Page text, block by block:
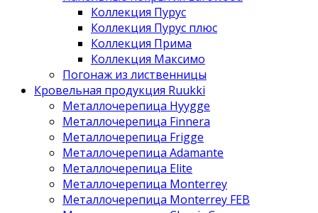
Коллекция Пурус
Коллекция Пурус плюс
Коллекция Прима
Коллекция Максимо
Погонаж из лиственницы
Кровельная продукция Ruukki
Металлочерепица Hyygge
Металлочерепица Finnera
Металлочерепица Frigge
Металлочерепица Adamante
Металлочерепица Elite
Металлочерепица Monterrey
Металлочерепица Monterrey FEB